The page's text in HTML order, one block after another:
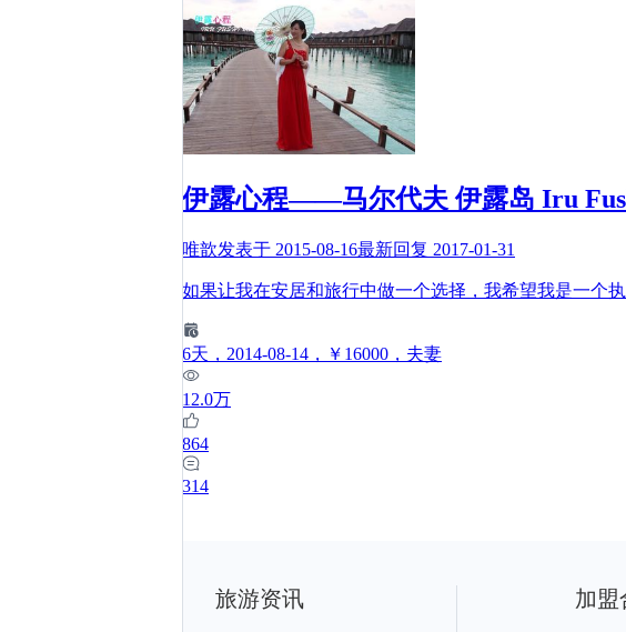
伊露心程——马尔代夫 伊露岛 Iru
唯歆发表于 2015-08-16最新回复 2017-01-31
如果让我在安居和旅行中做一个选择，我希望我是一个
6天 ，2014-08-14 ，￥16000 ，夫妻
12.0万
864
314
旅游资讯 加盟